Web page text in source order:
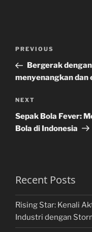
Previous
Post
PREVIOUS
Bergerak
menyenangkan
Next
Post
NEXT
Sepak Bola Fever:
Bola di Indonesia
Recent Posts
Rising Star: Kenali
Industri dengan